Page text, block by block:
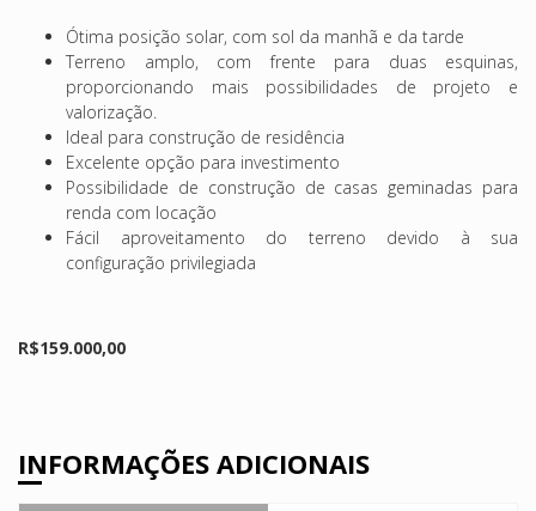
Ótima posição solar, com sol da manhã e da tarde
Terreno amplo, com frente para duas esquinas,
proporcionando mais possibilidades de projeto e
valorização.
Ideal para construção de residência
Excelente opção para investimento
Possibilidade de construção de casas geminadas para
renda com locação
Fácil aproveitamento do terreno devido à sua
configuração privilegiada
R$159.000,00
INFORMAÇÕES ADICIONAIS